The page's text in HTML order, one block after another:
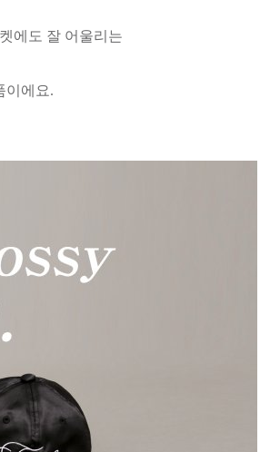
에도 잘 어울리는
이에요.